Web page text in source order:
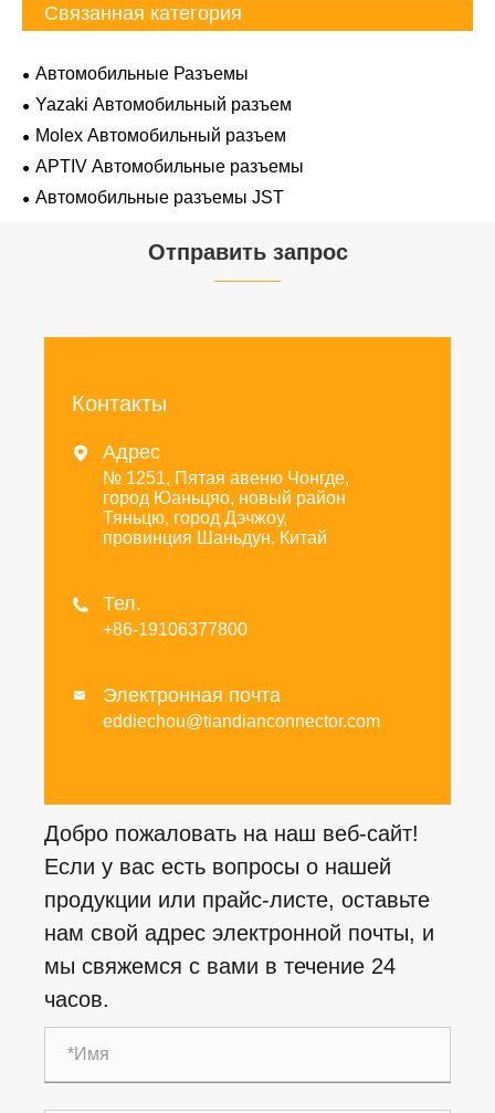
Связанная категория
Автомобильные Разъемы
Yazaki Автомобильный разъем
Molex Автомобильный разъем
APTIV Автомобильные разъемы
Автомобильные разъемы JST
Отправить запрос
Контакты
 Адрес
№ 1251, Пятая авеню Чонгде,
город Юаньцяо, новый район
Тяньцю, город Дэчжоу,
провинция Шаньдун, Китай
 Тел.
+86-19106377800
 Электронная почта
eddiechou@tiandianconnector.com
Добро пожаловать на наш веб-сайт!
Если у вас есть вопросы о нашей
продукции или прайс-листе, оставьте
нам свой адрес электронной почты, и
мы свяжемся с вами в течение 24
часов.